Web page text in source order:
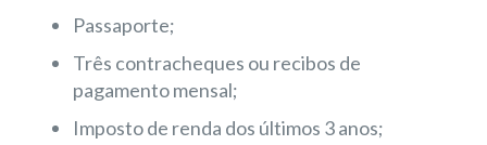
Passaporte;
Três contracheques ou recibos de
pagamento mensal;
Imposto de renda dos últimos 3 anos;